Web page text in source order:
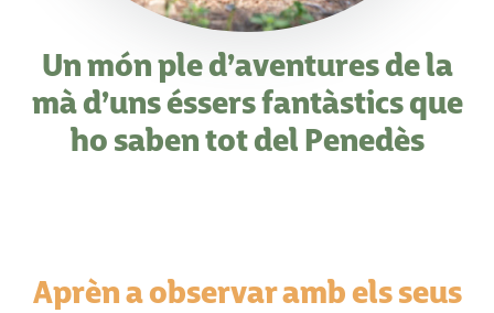
Un món ple d’aventures de la
mà d’uns éssers fantàstics que
ho saben tot del Penedès
Aprèn a observar amb els seus